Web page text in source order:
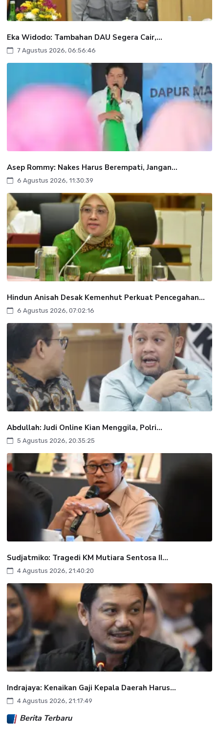
Eka Widodo: Tambahan DAU Segera Cair,...
7 Agustus 2026, 06:56:46
Asep Rommy: Nakes Harus Berempati, Jangan...
6 Agustus 2026, 11:30:39
Hindun Anisah Desak Kemenhut Perkuat Pencegahan...
6 Agustus 2026, 07:02:16
Abdullah: Judi Online Kian Menggila, Polri...
5 Agustus 2026, 20:35:25
Sudjatmiko: Tragedi KM Mutiara Sentosa II...
4 Agustus 2026, 21:40:20
Indrajaya: Kenaikan Gaji Kepala Daerah Harus...
4 Agustus 2026, 21:17:49
Berita Terbaru